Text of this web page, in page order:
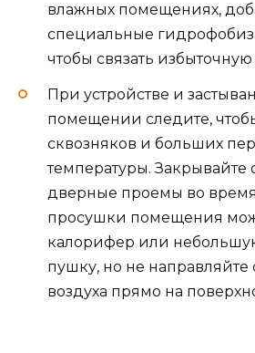
влажных помещениях,
специальные
чтобы связать избыточную
При устройстве и
помещении следите,
сквозняков и больших
температуры. Закрывайте
дверные проемы во
просушки помещения
калорифер или
пушку, но не направляйте
воздуха прямо на